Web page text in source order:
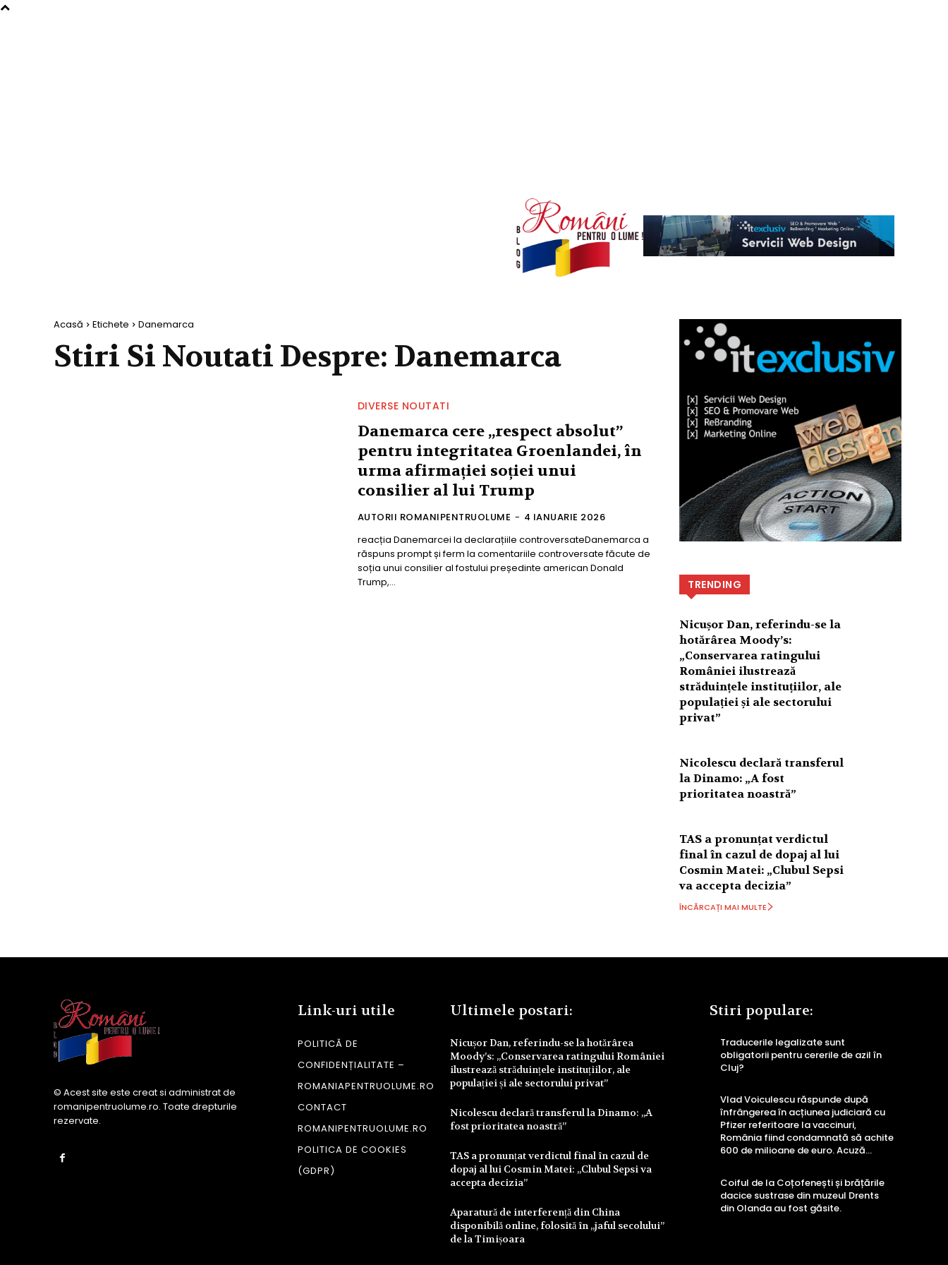
Acasă Etichete Danemarca
Stiri Si Noutati Despre: Danemarca
DIVERSE NOUTATI
Danemarca cere „respect absolut”
pentru integritatea Groenlandei, în
urma afirmației soției unui
consilier al lui Trump
AUTORII ROMANIPENTRUOLUME - 4 IANUARIE 2026
reacția Danemarcei la declarațiile controversateDanemarca a
răspuns prompt și ferm la comentariile controversate făcute de
soția unui consilier al fostului președinte american Donald
Trump,...
TRENDING
Nicușor Dan, referindu-se la
hotărârea Moody’s:
„Conservarea ratingului
României ilustrează
străduințele instituțiilor, ale
populației și ale sectorului
privat”
Nicolescu declară transferul
la Dinamo: „A fost
prioritatea noastră”
TAS a pronunțat verdictul
final în cazul de dopaj al lui
Cosmin Matei: „Clubul Sepsi
va accepta decizia”
ÎNCĂRCAȚI MAI MULTE
© Acest site este creat si administrat de
romanipentruolume.ro. Toate drepturile
rezervate.
Link-uri utile
POLITICĂ DE
CONFIDENȚIALITATE –
ROMANIAPENTRUOLUME.RO
CONTACT
ROMANIPENTRUOLUME.RO
POLITICA DE COOKIES
(GDPR)
Ultimele postari:
Nicușor Dan, referindu-se la hotărârea
Moody’s: „Conservarea ratingului României
ilustrează străduințele instituțiilor, ale
populației și ale sectorului privat”
Nicolescu declară transferul la Dinamo: „A
fost prioritatea noastră”
TAS a pronunțat verdictul final în cazul de
dopaj al lui Cosmin Matei: „Clubul Sepsi va
accepta decizia”
Aparatură de interferență din China
disponibilă online, folosită în „jaful secolului”
de la Timișoara
Stiri populare:
Traducerile legalizate sunt
obligatorii pentru cererile de azil în
Cluj?
Vlad Voiculescu răspunde după
înfrângerea în acțiunea judiciară cu
Pfizer referitoare la vaccinuri,
România fiind condamnată să achite
600 de milioane de euro. Acuză...
Coiful de la Coțofenești și brățările
dacice sustrase din muzeul Drents
din Olanda au fost găsite.